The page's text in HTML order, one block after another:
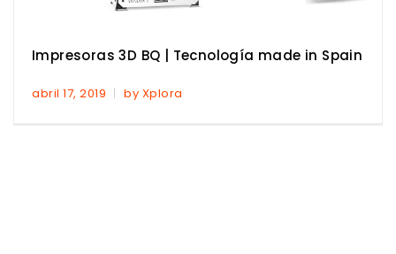
Impresoras 3D BQ | Tecnología made in Spain
abril 17, 2019 by Xplora